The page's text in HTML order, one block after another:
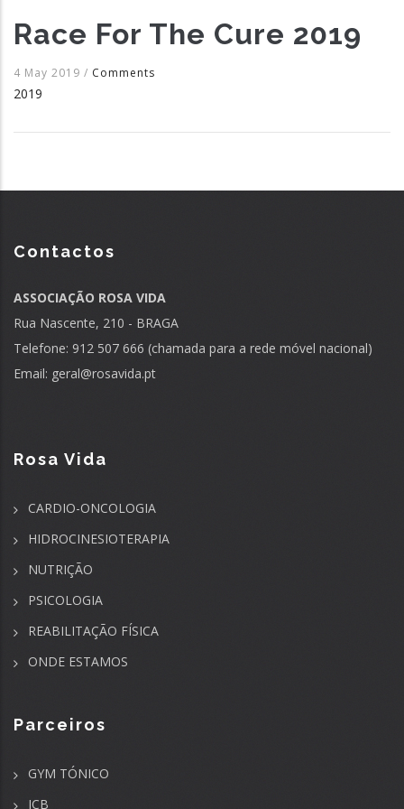
Race For The Cure 2019
4 May 2019 / Comments
2019
Contactos
ASSOCIAÇÃO ROSA VIDA
Rua Nascente, 210 - BRAGA
Telefone: 912 507 666 (chamada para a rede móvel nacional)
Email: geral@rosavida.pt
Rosa Vida
CARDIO-ONCOLOGIA
HIDROCINESIOTERAPIA
NUTRIÇÃO
PSICOLOGIA
REABILITAÇÃO FÍSICA
ONDE ESTAMOS
Parceiros
GYM TÓNICO
ICB